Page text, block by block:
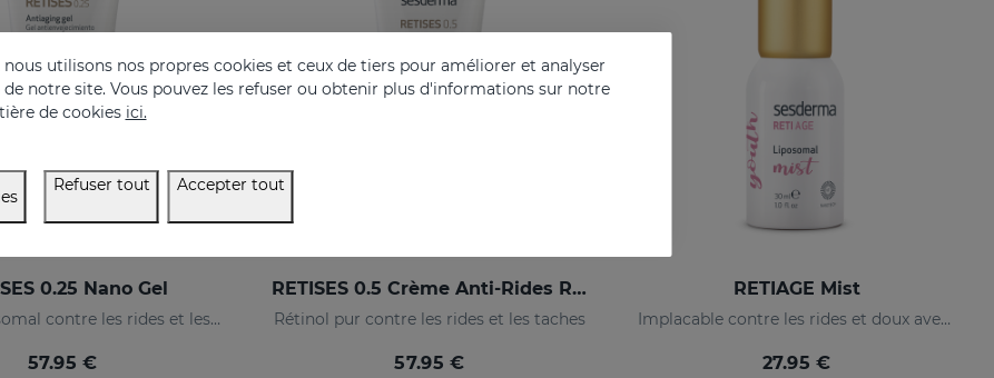
0.25 Nano Gel
Rétinol liposomal contre les rides et les imperfections
57.95 €
RETISES 0.5 Crème Anti-Rides Régénérante
Rétinol pur contre les rides et les taches
57.95 €
RETIAGE Mist
Implacable contre les rides et doux avec votre peau
27.95 €
nous utilisons nos propres cookies et ceux de tiers pour améliorer et analyser
notre site. Vous pouvez les refuser ou obtenir plus d'informations sur notre
de cookies ici.
Refuser tout Accepter tout